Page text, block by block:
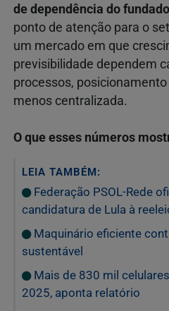
de dependência do
ponto de atenção para o
um mercado em que
previsibilidade dependem
processos,
menos centralizada.
O que esses números
LEIA TAMBÉM:
Federação PSOL-Rede
candidatura de Lula à
Maquinário eficiente
sustentável
Mais de 830 mil
2025, aponta relatório